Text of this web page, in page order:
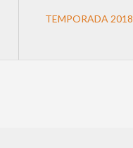
TEMPORADA 2018